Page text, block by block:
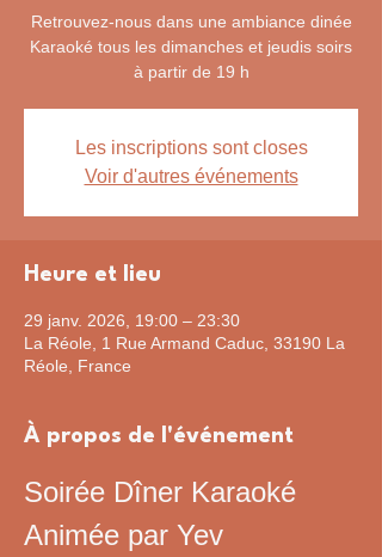
Retrouvez-nous dans une ambiance dinée
Karaoké tous les dimanches et jeudis soirs
à partir de 19 h
Les inscriptions sont closes
Voir d'autres événements
Heure et lieu
29 janv. 2026, 19:00 – 23:30
La Réole, 1 Rue Armand Caduc, 33190 La
Réole, France
À propos de l'événement
Soirée Dîner Karaoké
Animée par Yev